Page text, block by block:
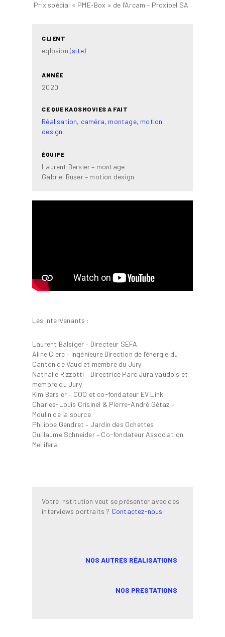
Prix spécial « PME-Box » de l’Arcam – Proxipel SA
CLIENT
eqlosion (site)
ANNÉE
2020
CE QUE KAOSMOVIES A FAIT
Réalisation, caméra, montage, motion
design
ÉQUIPE
Laurent Bersier – montage
Gabriel Buser – motion design
Les intervenants :
Laurent Balsiger – Directeur SEFA
Aline Clerc – Ingénieure Direction de l’énergie du
Canton de Vaud et membre du Jury
Nathalie Rizzotti – Directrice Parc Jura vaudois et
membre du Jury
Kim Bersier – COO et co-fondateur EV Link
Charles-Louis Crisinel & Pierre-André Gétaz –
Moulin de la source
Philippe Gendret – Jardin des Ochettes
Guillaume Schneider – Co-fondateur Association
Mellifera
Votre institution veut se présenter avec des
interviews portraits ? Contactez-nous !
NOS AUTRES RÉALISATIONS
NOS PRESTATIONS